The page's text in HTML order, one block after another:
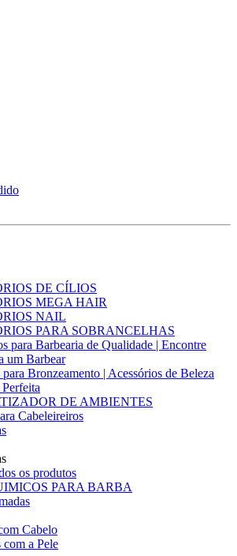
DE CÍLIOS
MEGA HAIR
NAIL
PARA SOBRANCELHAS
para Barbearia de Qualidade | Encontre
um Barbear
Bronzeamento | Acessórios de Beleza
DE AMBIENTES
Cabeleireiros
os produtos
PARA BARBA
Cabelo
com a Pele